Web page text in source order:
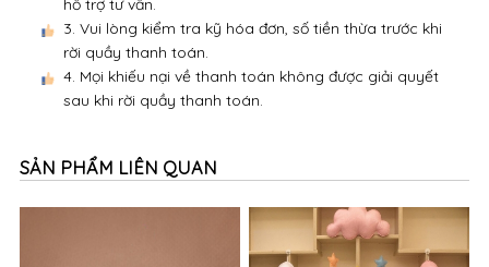
hỗ trợ tư vấn.
3. Vui lòng kiểm tra kỹ hóa đơn, số tiền thừa trước khi
rời quầy thanh toán.
4. Mọi khiếu nại về thanh toán không được giải quyết
sau khi rời quầy thanh toán.
SẢN PHẨM LIÊN QUAN